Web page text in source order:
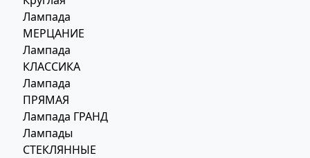
Лампада
МЕРЦАНИЕ
Лампада
КЛАССИКА
Лампада
ПРЯМАЯ
Лампада ГРАНД
Лампады
СТЕКЛЯННЫЕ